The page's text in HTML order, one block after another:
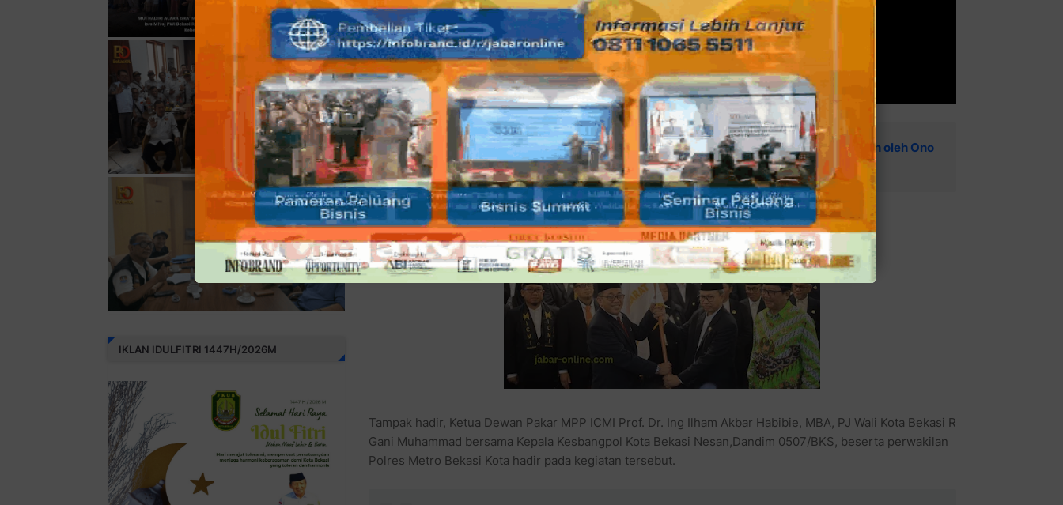
Lihat juga:
Akhirnya Tri Adhianto Mendapat Surat Tugas dari DPP PDIP dan Ditegaskan oleh Ono
Surono Selaku DPW PDIP Provinsi Jawa Barat Secara Langsung
Tampak hadir, Ketua Dewan Pakar MPP ICMI Prof. Dr. Ing Ilham Akbar Habibie, MBA, PJ Wali Kota Bekasi R
Gani Muhammad bersama Kepala Kesbangpol Kota Bekasi Nesan,Dandim 0507/BKS, beserta perwakilan
Polres Metro Bekasi Kota hadir pada kegiatan tersebut.
IKLAN IDULFITRI 1447H/2026M